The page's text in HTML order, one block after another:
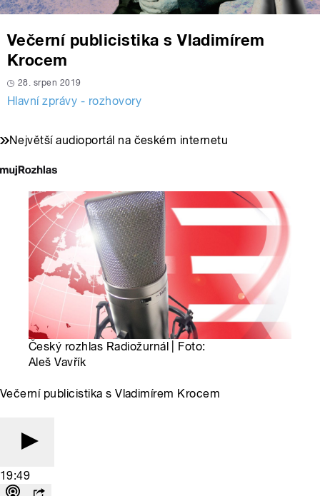
Večerní publicistika s Vladimírem
Krocem
28. srpen 2019
Hlavní zprávy - rozhovory
Největší audioportál na českém internetu
Český rozhlas Radiožurnál | Foto:
Aleš Vavřík
Večerní publicistika s Vladimírem Krocem
19:49